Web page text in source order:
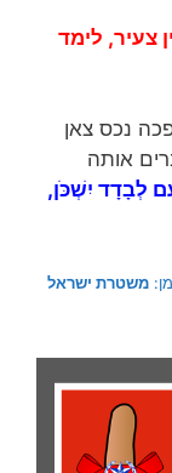
צעיר, לימד
נכס צאן
אותה
לְבָדָד יִשְׁכֹּן,
משטרת ישראל